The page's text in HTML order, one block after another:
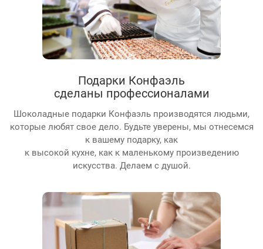
Подарки Конфаэль
сделаны профессионалами
Шоколадные подарки Конфаэль производятся людьми,
которые любят свое дело. Будьте уверены, мы отнесемся
к вашему подарку, как
к высокой кухне, как к маленькому произведению
искусства. Делаем с душой.